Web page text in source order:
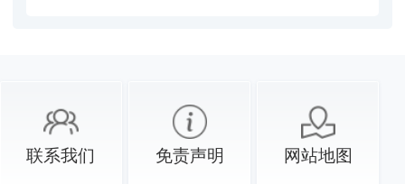
联系我们 免责声明 网站地图